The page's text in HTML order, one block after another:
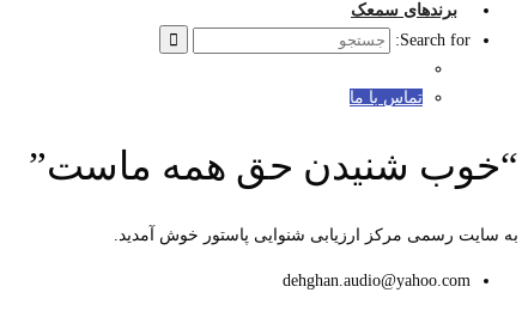
برندهای سمعک
Search for:
تماس با ما
“خوب شنیدن حق همه ماست”
به سایت رسمی مرکز ارزیابی شنوایی پاستور خوش آمدید.
dehghan.audio@yahoo.com